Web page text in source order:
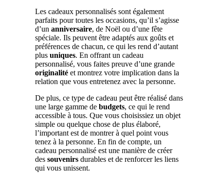
Les cadeaux personnalisés sont également
parfaits pour toutes les occasions, qu’il s’agisse
d’un anniversaire, de Noël ou d’une fête
spéciale. Ils peuvent être adaptés aux goûts et
préférences de chacun, ce qui les rend d’autant
plus uniques. En offrant un cadeau
personnalisé, vous faites preuve d’une grande
originalité et montrez votre implication dans la
relation que vous entretenez avec la personne.
De plus, ce type de cadeau peut être réalisé dans
une large gamme de budgets, ce qui le rend
accessible à tous. Que vous choisissiez un objet
simple ou quelque chose de plus élaboré,
l’important est de montrer à quel point vous
tenez à la personne. En fin de compte, un
cadeau personnalisé est une manière de créer
des souvenirs durables et de renforcer les liens
qui vous unissent.